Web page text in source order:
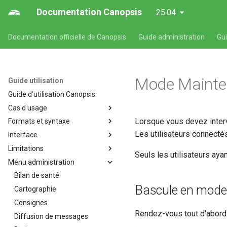
Documentation Canopsis 25.04
Documentation officielle de Canopsis Guide administration
Guide utilisation
Guide d'utilisation Canopsis
Cas d usage
Cas d'usages fonctionnels
Canopsis
Affichage de consignes
Alarmes et indicateurs
Comportements périodiques
Création de tickets dans Itop à
la récéption d'une alarme
Acquittement vers centreon
L'enrichissement
Formats et syntaxe
Formats et syntaxe propres
aux composants Canopsis
Format des expressions
régulières Canopsis
Format des temps des alarmes
Format de syntaxe des
valuepath
Interface
Présentation de l'interface web
de Canopsis
Filtres
Patterns (ou filtres) dans
Canopsis
Helpers
Helpers Handlebars
disponibles dans l'interface
Canopsis
Patterns
Patterns (ou filtres) dans
Canopsis
Pbehaviors
Les comportements
Themes
Limitations
Limitations de Canopsis
Menu administration
Bilan de santé
Cartographie
Consignes
Diffusion de messages
Mode
Lorsque vous devez
Les utilisateurs
Seuls les utilisateurs
Bascule en
Rendez-vous tout